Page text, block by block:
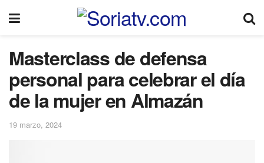
Masterclass de defensa
personal para celebrar el día
de la mujer en Almazán
19 marzo, 2024